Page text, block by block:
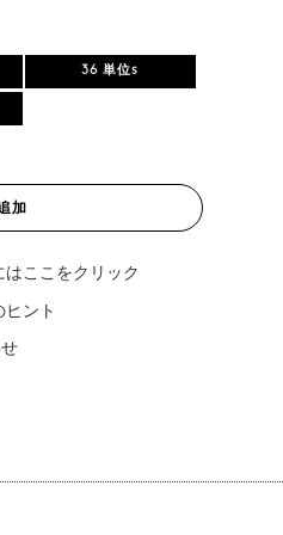
36 単位s
加
ここをクリック
ント